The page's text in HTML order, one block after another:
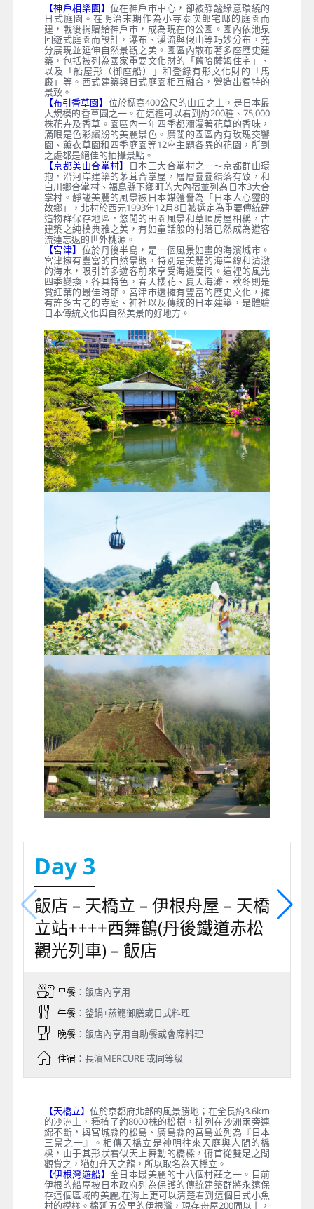
【神戶相樂園】位在神戶市中心，卻被靜謐綠意環繞的
日式庭園。在明治末期作為小寺泰次郎宅邸的庭園而
建，戰後捐贈給神戶市，成為現在的公園。園內依池泉
回遊式庭園而設計，瀑布、溪流與假山等巧妙分布，充
分展現並延伸自然景觀之美。園區內散布著多座歷史建
築，包括被列為國家重要文化財的「舊哈薩姆住宅」、
以及「船屋形（御座船）」和登錄有形文化財的「馬
廄」等。西式建築與日式庭園相互融合，營造出獨特的
景致。
【布引香草園】 位於標高400公尺的山丘之上，是日本最
大規模的香草園之一。在這裡可以看到約200種、75,000
株花卉及香草。園區內一年四季都瀰漫著花草的香味，
滿眼是色彩繽紛的美麗景色。廣闊的園區內有玫瑰交響
園、薰衣草園和四季庭園等12座主題各異的花園，所到
之處都是絕佳的拍攝景點。
【京都美山合掌村】
日本三大合掌村之一～京都群山環
抱，沿河岸建築的茅茸合掌屋，層層疊疊錯落有致，和
白川鄉合掌村、福島縣下鄉町的大內宿並列為日本3大合
掌村。靜謐美麗的風景被日本媒體譽為「日本人心靈的
故鄉」，北村於西元1993年12月8日被選定為重要傳統建
造物群保存地區，悠閒的田園風景和草頂房屋相稱，古
建築之純樸典雅之美，有如童話般的村落已然成為遊客
流連忘返的世外桃源。
【宮津】 位於丹後半島，是一個風景如畫的海濱城市。
宮津擁有豐富的自然景觀，特別是美麗的海岸線和清澈
的海水，吸引許多遊客前來享受海邊度假。這裡的風光
四季變換，各具特色，春天櫻花、夏天海灘、秋冬則是
賞紅葉的最佳時節。宮津市還擁有豐富的歷史文化，擁
有許多古老的寺廟、神社以及傳統的日本建築，是體驗
日本傳統文化與自然美景的好地方。
Day 3
飯店 – 天橋立 – 伊根舟屋 – 天橋
立站++++西舞鶴(丹後鐵道赤松
觀光列車) – 飯店
早餐：飯店內享用
午餐：釜鍋+蒸籠御膳或日式料理
晚餐：飯店內享用自助餐或會席料理
住宿：長濱MERCURE 或同等級
【天橋立】 位於京都府北部的風景勝地；在全長約3.6km
的沙洲上，種植了約8000株的松樹，排列在沙洲兩旁連
綿不斷，與宮城縣的松島、廣島縣的宮島並列為『日本
三景之一』。相傳天橋立是神明往來天庭與人間的橋
樑，由于其形狀看似天上舞動的橋樑，俯首從雙足之間
觀賞之，猶如升天之龍，所以取名為天橋立。
【伊根灣遊船】全日本最美麗的十八個村莊之一。目前
伊根的船屋被日本政府列為保護的傳統建築群將永遠保
存這個區域的美麗,在海上更可以清楚看到這個日式小魚
村的模樣。棉延五公里的伊根灣，現存舟屋200間以上，